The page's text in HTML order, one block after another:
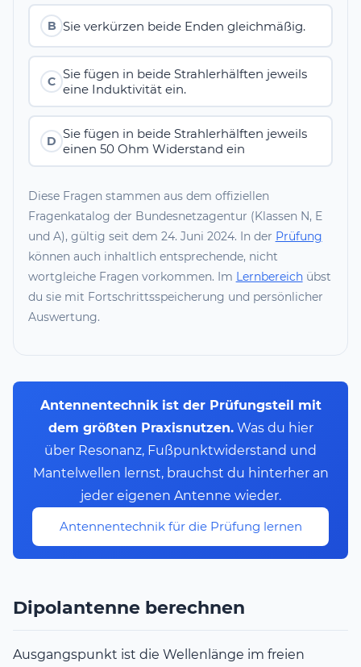
B Sie verkürzen beide Enden gleichmäßig.
C Sie fügen in beide Strahlerhälften jeweils
eine Induktivität ein.
D Sie fügen in beide Strahlerhälften jeweils
einen 50 Ohm Widerstand ein
Diese Fragen stammen aus dem offiziellen
Fragenkatalog der Bundesnetzagentur (Klassen N, E
und A), gültig seit dem 24. Juni 2024. In der Prüfung
können auch inhaltlich entsprechende, nicht
wortgleiche Fragen vorkommen. Im Lernbereichübst
du sie mit Fortschrittsspeicherung und persönlicher
Auswertung.
Antennentechnik ist der Prüfungsteil mit
dem größten Praxisnutzen.Was du hier
über Resonanz, Fußpunktwiderstand und
Mantelwellen lernst, brauchst du hinterher an
jeder eigenen Antenne wieder.
Antennentechnik für die Prüfung lernen
Dipolantenne berechnen
Ausgangspunkt ist die Wellenlänge im freien